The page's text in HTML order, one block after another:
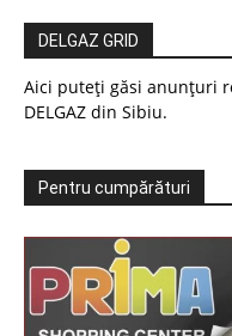
DELGAZ GRID
Aici puteți găsi anunțuri
DELGAZ din Sibiu.
Pentru cumpărături